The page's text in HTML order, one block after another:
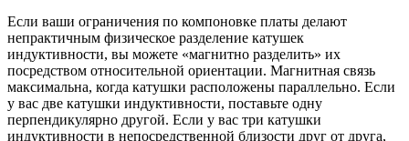
Если ваши ограничения по компоновке платы делают
непрактичным физическое разделение катушек
индуктивности, вы можете «магнитно разделить» их
посредством относительной ориентации. Магнитная связь
максимальна, когда катушки расположены параллельно. Если
у вас две катушки индуктивности, поставьте одну
перпендикулярно другой. Если у вас три катушки
индуктивности в непосредственной близости друг от друга,